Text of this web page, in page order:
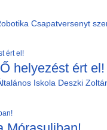
Csapatversenyt
helyezést ért el!
Iskola Deszki